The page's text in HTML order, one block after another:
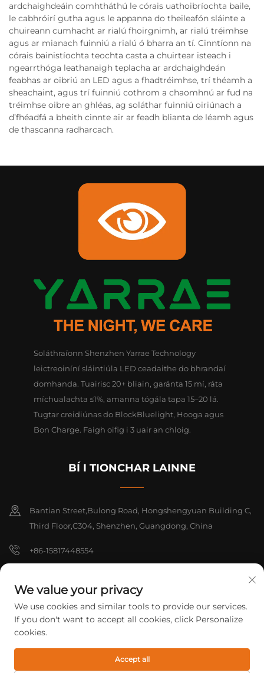
ardchaighdeáin comhtháthú le córais uathoibríochta baile,
le cabhróirí gutha agus le appanna do theileafón sláinte a
chuireann cumhacht ar rialú fhoirgnimh, ar rialú tréimhse
agus ar mianach fuinniú a rialú ó bharra an tí. Cinntíonn na
córais bainistíochta teochta casta a chuirtear isteach i
ngearrthóga leathanaigh teplacha ar ardchaighdeán
feabhas ar oibriú an LED agus a fhadtréimhse, trí théamh a
sheachaint, agus trí fuinniú cothrom a chaomhnú ar fud na
tréimhse oibre an ghléas, ag soláthar fuinniú oiriúnach a
d’fhéadfá a bheith cinnte air ar feadh blianta de léamh agus
de thascanna radharcach.
Soláthraíonn Shenzhen Yarrae Technology
leictreoiníní sláintiúla LED ceadaithe do bhrandaí
domhanda. Tuairisc 20+ bliain, garánta 15 mí, ráta
míchualachta ≤1%, amanna tógála tapa 15–20 lá.
Tugtar creidiúnas do BlockBluelight, Hooga agus
Bon Charge. Faigh oifig i 3 uair an chloig.
BÍ I TIONCHAR LAINNE
Bantian Street,Bulong Road, Hongshengyuan Building C,
Third Floor,C304, Shenzhen, Guangdong, China
+86-15817448554
Cóipcheart © 2026 Shenzhen Yarrae Technology Co., Ltd. Beijing
Gach ceart ar cosaint. Beartas Príobháideachta
We value your privacy
We use cookies and similar tools to provide our services.
If you don't want to accept all cookies, click Personalize
cookies.
Accept all